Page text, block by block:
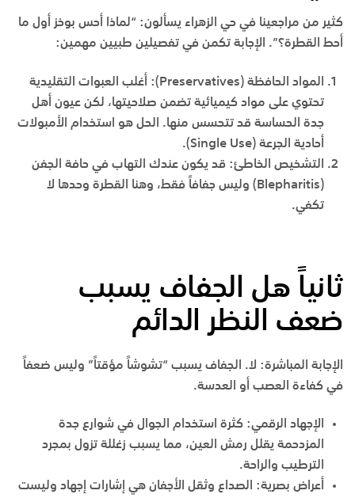
كثير من مراجعينا في حي الزهراء يسألون: “لماذا أحس بوخز أول ما
أحط القطرة؟”. الإجابة تكمن في تفصيلين طبيين مهمين:
المواد الحافظة (Preservatives
): أغلب العبوات التقليدية
تحتوي على مواد كيميائية تضمن صلاحيتها، لكن عيون أهل
جدة الحساسة قد تتحسس منها. الحل هو استخدام الأمبولات
أحادية الجرعة (Single Use
).
التشخيص الخاطئ: قد يكون عندك التهاب في حافة الجفن
(
Blepharitis ) وليس جفافاً فقط، وهنا القطرة وحدها لا
تكفي.
ثانياً هل الجفاف يسبب
ضعف النظر الدائم
الإجابة المباشرة: لا. الجفاف يسبب “تشوشاً مؤقتاً” وليس ضعفاً
في كفاءة العصب أو العدسة.
الإجهاد الرقمي: كثرة استخدام الجوال في شوارع جدة
المزدحمة يقلل رمش العين، مما يسبب زغللة تزول بمجرد
الترطيب والراحة.
أعراض بصرية: الصداع وثقل الأجفان هي إشارات إجهاد وليست